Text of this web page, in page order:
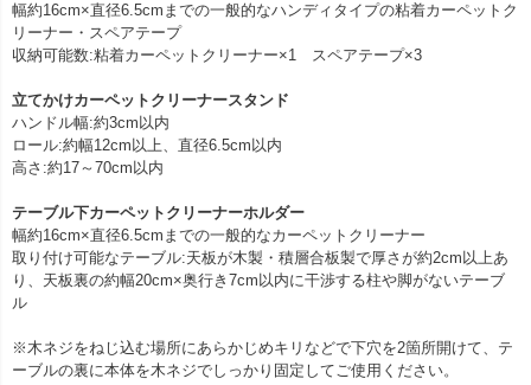
幅約16cm×直径6.5cmまでの一般的なハンディタイプの粘着カーペットク
リーナー・スペアテープ
収納可能数:粘着カーペットクリーナー×1 スペアテープ×3
立てかけカーペットクリーナースタンド
ハンドル幅:約3cm以内
ロール:約幅12cm以上、直径6.5cm以内
高さ:約17～70cm以内
テーブル下カーペットクリーナーホルダー
幅約16cm×直径6.5cmまでの一般的なカーペットクリーナー
取り付け可能なテーブル:天板が木製・積層合板製で厚さが約2cm以上あ
り、天板裏の約幅20cm×奥行き7cm以内に干渉する柱や脚がないテーブ
ル
※木ネジをねじ込む場所にあらかじめキリなどで下穴を2箇所開けて、テ
ーブルの裏に本体を木ネジでしっかり固定してご使用ください。